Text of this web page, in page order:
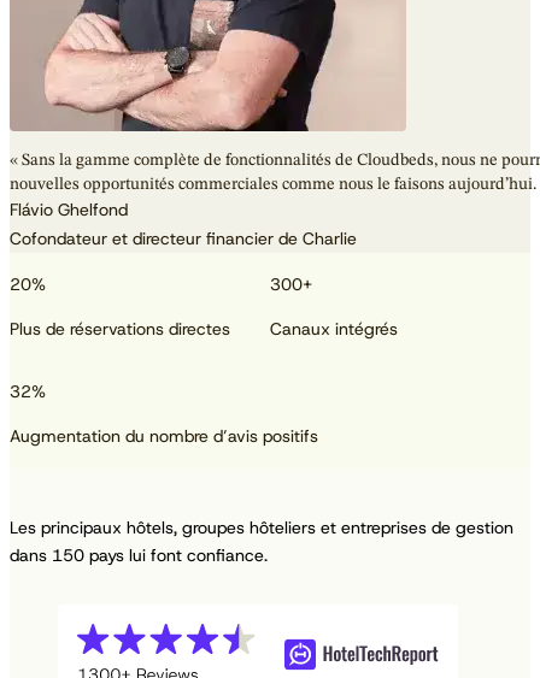
« Sans la gamme complète de fonctionnalités de Cloudbeds, nous ne
nouvelles opportunités commerciales comme nous le faisons aujourd’hui.
Flávio Ghelfond
Cofondateur et directeur financier de Charlie
20%
Plus de réservations directes
300+
Canaux intégrés
32%
Augmentation du nombre d’avis positifs
Les principaux hôtels, groupes hôteliers et entreprises de gestion
dans 150 pays lui font confiance.